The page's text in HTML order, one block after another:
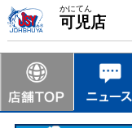
かにてん
可児店